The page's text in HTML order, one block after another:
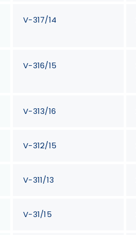
V-317/14
V-316/15
V-313/16
V-312/15
V-311/13
V-31/15